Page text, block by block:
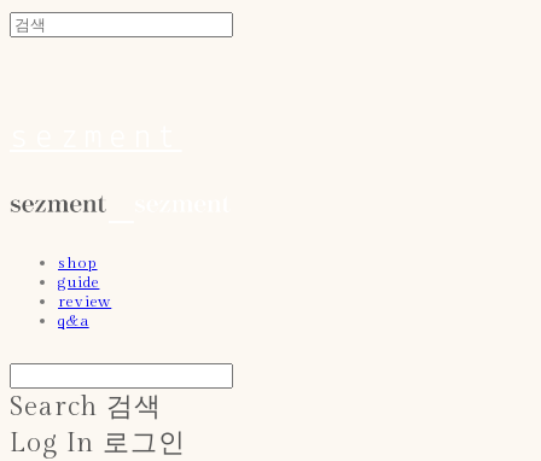
shop
guide
review
q&a
Search 검색
Log In 로그인